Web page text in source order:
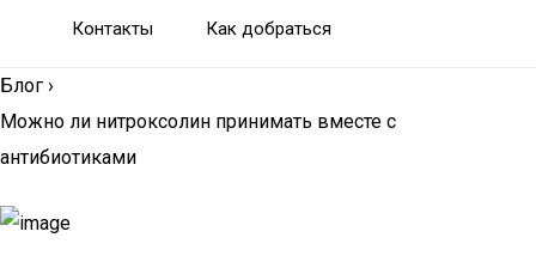
Контакты Как добраться
Блог ›
Можно ли нитроксолин принимать вместе с
антибиотиками